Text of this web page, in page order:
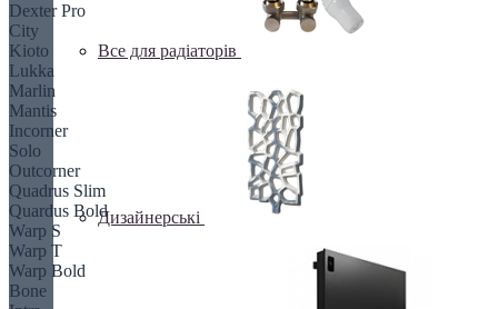
Все для радіаторів
Дизайнерські
Dexter Pro
City
Kioto
Lukka
Marlin
Mantis
Incorner
Solo
Outcorner
Quadrus Slim
Quardus Bold
Warp S
Warp T
Warp Bold
Bone